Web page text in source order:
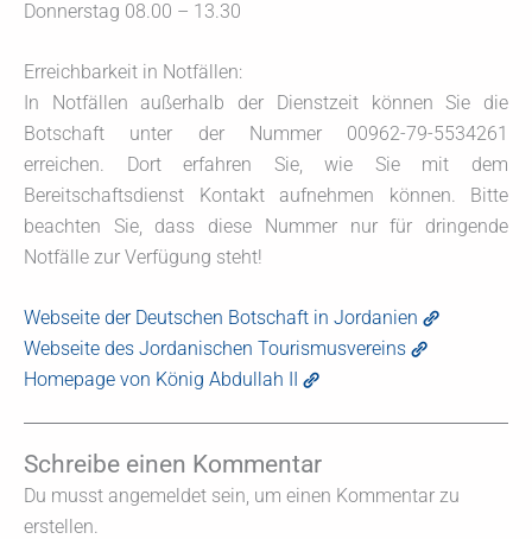
Donnerstag 08.00 – 13.30
Erreichbarkeit in Notfällen:
In Notfällen außerhalb der Dienstzeit können Sie die
Botschaft unter der Nummer 00962-79-5534261
erreichen. Dort erfahren Sie, wie Sie mit dem
Bereitschaftsdienst Kontakt aufnehmen können. Bitte
beachten Sie, dass diese Nummer nur für dringende
Notfälle zur Verfügung steht!
Webseite der Deutschen Botschaft in Jordanien
Webseite des Jordanischen Tourismusvereins
Homepage von König Abdullah II
Schreibe einen Kommentar
Du musst angemeldet sein, um einen Kommentar zu
erstellen.